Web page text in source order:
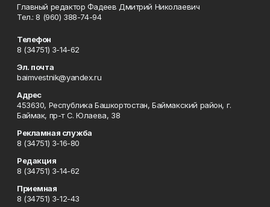
Главный редактор Фадеев Дмитрий Николаевич
Тел.: 8 (960) 388-74-94
Телефон
8 (34751) 3-14-62
Эл. почта
baimvestnik@yandex.ru
Адрес
453630, Республика Башкортостан, Баймакский район, г.
Баймак, пр-т С. Юлаева, 38
Рекламная служба
8 (34751) 3-16-80
Редакция
8 (34751) 3-14-62
Приемная
8 (34751) 3-12-43